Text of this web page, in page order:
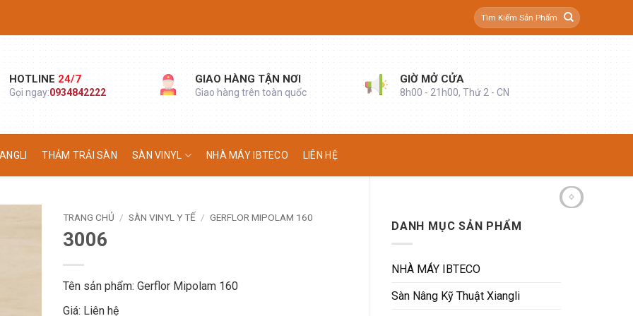
Tìm
kiếm:
HOTLINE24/7
Gọi ngay:0934842222
GIAO HÀNG TẬN NƠI
Giao hàng trên toàn quốc
GIỜ MỞ CỬA
8h00 - 21h00, Thứ 2 - CN
THẢM TRẢI SÀN SÀN VINYL NHÀ MÁY IBTECO LIÊN HỆ
DANH MỤC SẢN PHẨM
NHÀ MÁY IBTECO
Sàn Nâng Kỹ Thuật Xiangli
TRANG CHỦ / SÀN VINYL Y TẾ / GERFLOR MIPOLAM 160
3006
Tên sản phẩm: Gerflor Mipolam 160
Giá: Liên hệ